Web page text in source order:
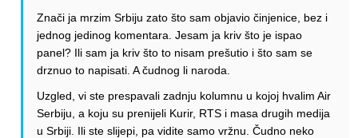
Znači ja mrzim Srbiju zato što sam objavio činjenice, bez i
jednog jedinog komentara. Jesam ja kriv što je ispao
panel? Ili sam ja kriv što to nisam prešutio i što sam se
drznuo to napisati. A čudnog li naroda.
Uzgled, vi ste prespavali zadnju kolumnu u kojoj hvalim Air
Serbiju, a koju su prenijeli Kurir, RTS i masa drugih medija
u Srbiji. Ili ste slijepi, pa vidite samo vržnu. Čudno neko